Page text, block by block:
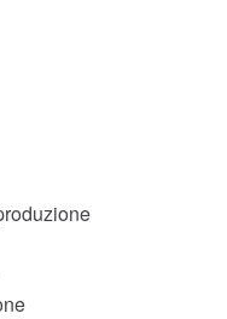
energetica